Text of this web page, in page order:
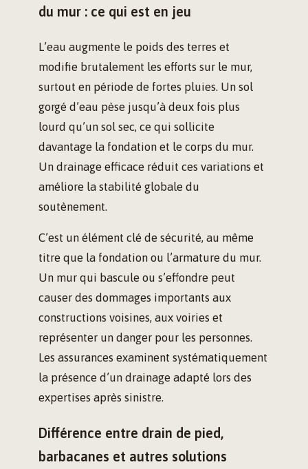
du mur : ce qui est en jeu
L’eau augmente le poids des terres et
modifie brutalement les efforts sur le mur,
surtout en période de fortes pluies. Un sol
gorgé d’eau pèse jusqu’à deux fois plus
lourd qu’un sol sec, ce qui sollicite
davantage la fondation et le corps du mur.
Un drainage efficace réduit ces variations et
améliore la stabilité globale du
soutènement.
C’est un élément clé de sécurité, au même
titre que la fondation ou l’armature du mur.
Un mur qui bascule ou s’effondre peut
causer des dommages importants aux
constructions voisines, aux voiries et
représenter un danger pour les personnes.
Les assurances examinent systématiquement
la présence d’un drainage adapté lors des
expertises après sinistre.
Différence entre drain de pied,
barbacanes et autres solutions